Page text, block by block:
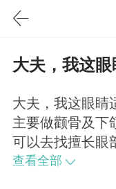
大夫，我这
大夫，我这眼睛
主要做颧骨及下
可以去找擅长眼
查看全部